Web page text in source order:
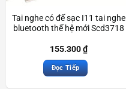
Tai nghe có đế sạc I11 tai nghe
bluetooth thế hệ mới Scd3718
155.300₫
Đọc Tiếp